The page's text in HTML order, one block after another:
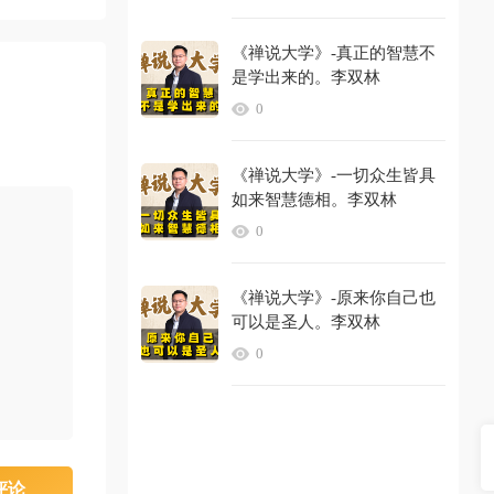
论
《禅说大学》-真正的智慧不
是学出来的。李双林
0
《禅说大学》-一切众生皆具
如来智慧德相。李双林
0
《禅说大学》-原来你自己也
可以是圣人。李双林
0